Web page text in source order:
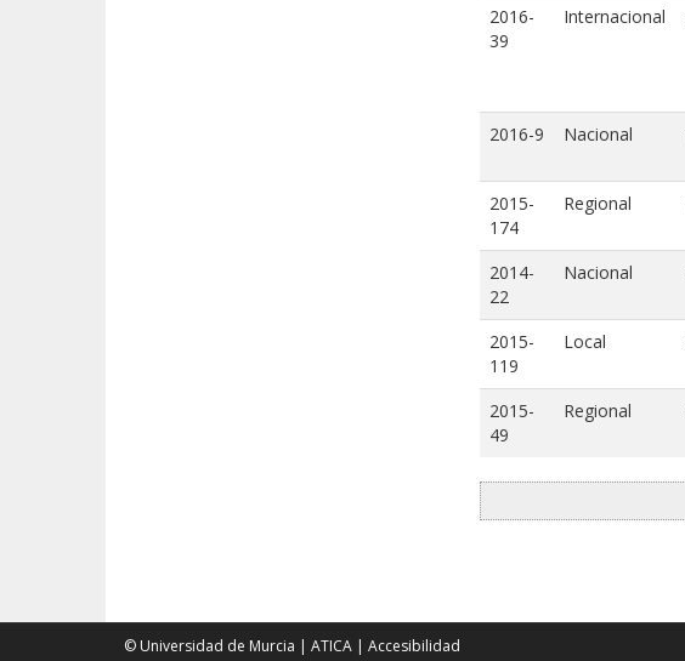
2016-
39
Internacional
2016-9 Nacional
2015-
174
Regional
2014-
22
Nacional
2015-
119
Local
2015-
49
Regional
© Universidad de Murcia ATICA Accesibilidad